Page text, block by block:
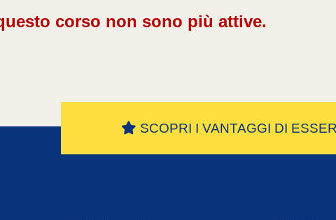
corso non sono più attive.
SCOPRI I VANTAGGI DI